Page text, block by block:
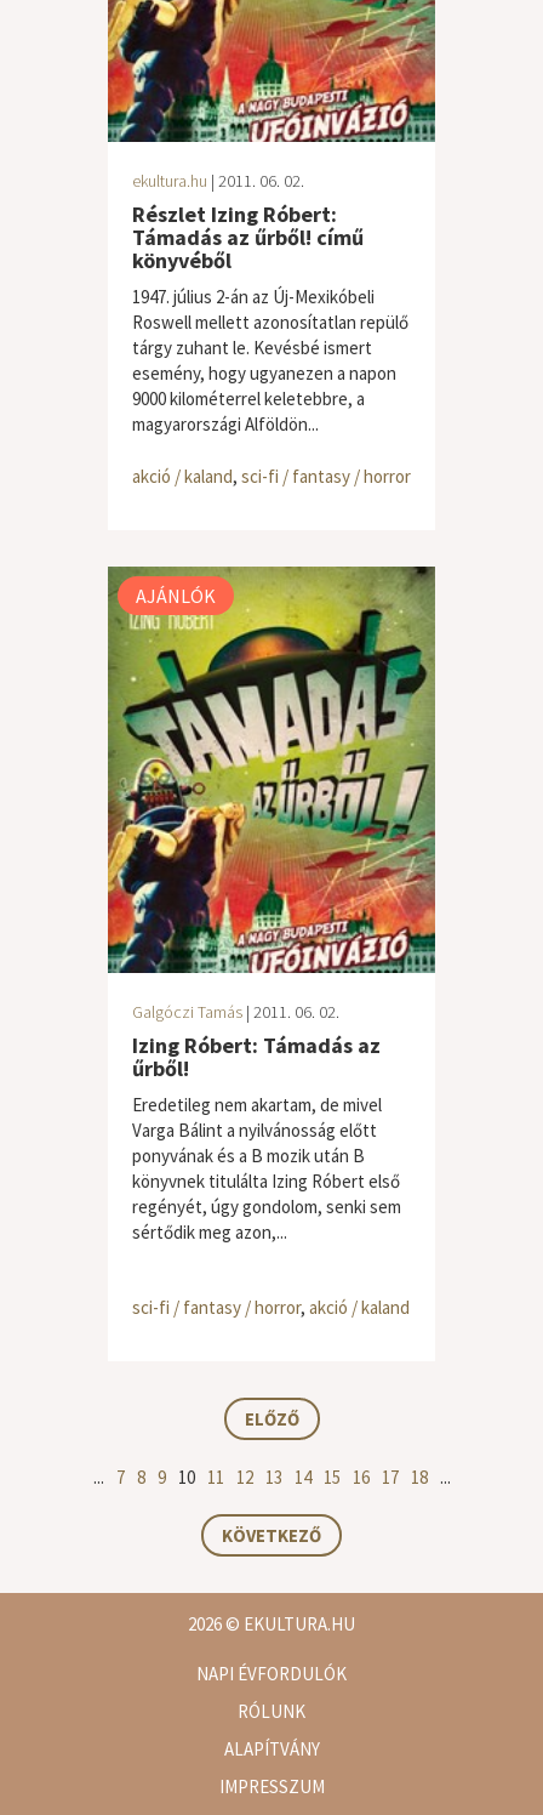
ekultura.hu | 2011. 06. 02.
Részlet Izing Róbert:
Támadás az űrből! című
könyvéből
1947. július 2-án az Új-Mexikóbeli
Roswell mellett azonosítatlan repülő
tárgy zuhant le. Kevésbé ismert
esemény, hogy ugyanezen a napon
9000 kilométerrel keletebbre, a
magyarországi Alföldön...
akció / kaland, sci-fi / fantasy / horror
AJÁNLÓK
Galgóczi Tamás | 2011. 06. 02.
Izing Róbert: Támadás az
űrből!
Eredetileg nem akartam, de mivel
Varga Bálint a nyilvánosság előtt
ponyvának és a B mozik után B
könyvnek titulálta Izing Róbert első
regényét, úgy gondolom, senki sem
sértődik meg azon,...
sci-fi / fantasy / horror, akció / kaland
ELŐZŐ
... 7 8 9 10 11 12 13 14 15 16 17 18 ...
KÖVETKEZŐ
2026© EKULTURA.HU
NAPI ÉVFORDULÓK
RÓLUNK
ALAPÍTVÁNY
IMPRESSZUM